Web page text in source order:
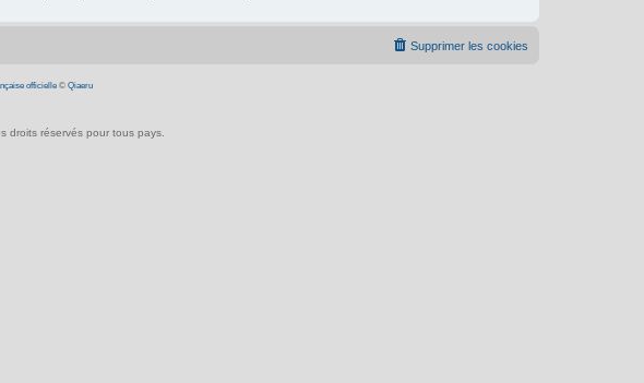
Supprimer les cookies
officielle© Qiaeru
droits réservés pour tous pays.